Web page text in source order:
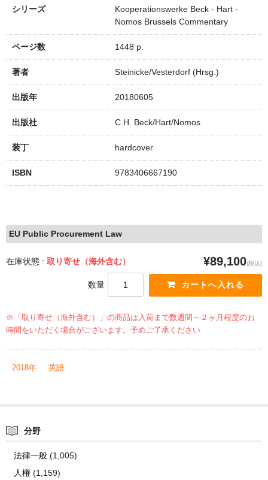
シリーズ
Kooperationswerke Beck - Hart -
Nomos Brussels Commentary
ページ数 1448 p.
著者 Steinicke/Vesterdorf (Hrsg.)
出版年 20180605
出版社 C.H. Beck/Hart/Nomos
装丁 hardcover
ISBN 9783406667190
EU Public Procurement Law
在庫状態 : 取り寄せ（海外含む） ¥89,100(税込)
数量
※「取り寄せ（海外含む）」の商品は入荷まで数週間～２ヶ月程度のお
時間をいただく場合がございます。予めご了承ください
2018年 英語
分野
法律一般(1,005)
人権(1,159)